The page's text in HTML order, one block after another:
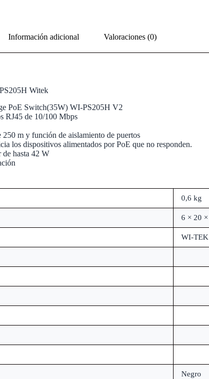
Información adicional Valoraciones (0)
Witek
PoE Switch(35W) WI-PS205H V2
RJ45 de 10/100 Mbps
m y función de aislamiento de puertos
los dispositivos alimentados por PoE que no responden.
de hasta 42 W
0,6 kg
6 × 20
WI-TEK
Negro